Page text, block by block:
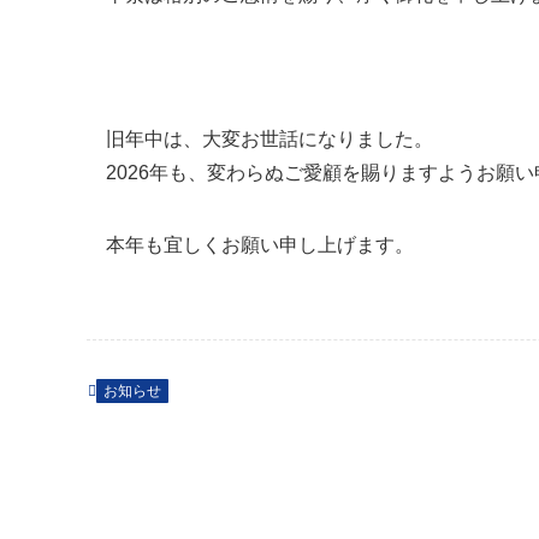
旧年中は、大変お世話になりました。
2026年も、変わらぬご愛顧を賜りますようお願い
本年も宜しくお願い申し上げます。
お知らせ